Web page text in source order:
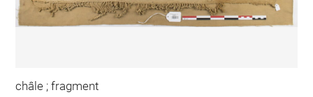
châle ; fragment